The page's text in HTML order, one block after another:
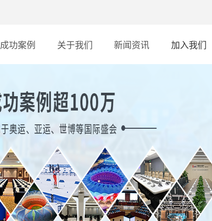
成功案例 关于我们 新闻资讯 加入我们